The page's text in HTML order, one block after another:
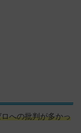
への批判が多かっ